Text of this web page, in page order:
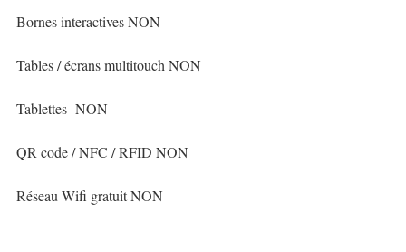
Bornes interactives NON
Tables / écrans multitouch NON
Tablettes NON
QR code / NFC / RFID NON
Réseau Wifi gratuit NON